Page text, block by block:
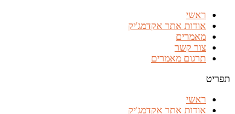
לתוכן
ראשי
אודות אתר אקדמג'יק
מאמרים
צור קשר
תרגום מאמרים
תפריט
ראשי
אודות אתר אקדמג'יק